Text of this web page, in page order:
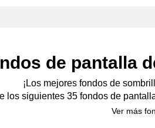
de pantalla
¡Los mejores fondos de
los siguientes 35 fondos de
Ver más